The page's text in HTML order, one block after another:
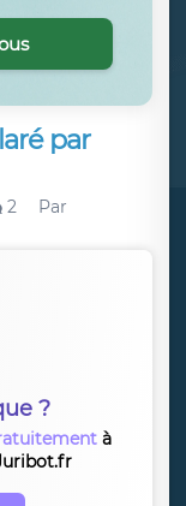
par
2
Par
?
à